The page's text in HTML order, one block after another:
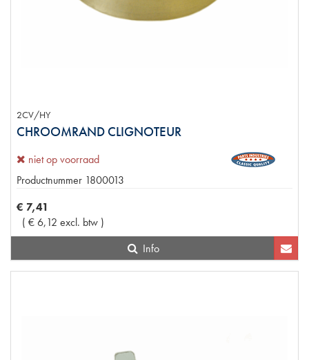
2CV/HY
CHROOMRAND CLIGNOTEUR
niet op voorraad
Productnummer 1800013
€ 7,41
( € 6,12 excl. btw )
Info